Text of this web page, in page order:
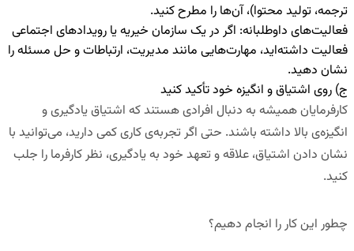
ترجمه، تولید محتوا)، آن‌ها را مطرح کنید.
فعالیت‌های داوطلبانه: اگر در یک سازمان خیریه یا رویدادهای اجتماعی
فعالیت داشته‌اید، مهارت‌هایی مانند مدیریت، ارتباطات و حل مسئله را
نشان دهید.
ج) روی اشتیاق و انگیزه خود تأکید کنید
کارفرمایان همیشه به دنبال افرادی هستند که اشتیاق یادگیری و
انگیزه‌ی بالا داشته باشند. حتی اگر تجربه‌ی کاری کمی دارید، می‌توانید با
نشان دادن اشتیاق، علاقه و تعهد خود به یادگیری، نظر کارفرما را جلب
کنید.
چطور این کار را انجام دهیم؟